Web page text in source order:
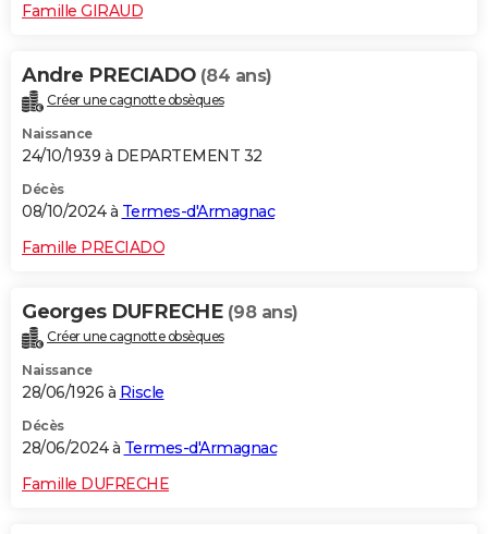
Famille GIRAUD
Andre PRECIADO (84 ans)
Créer une cagnotte obsèques
Naissance
24/10/1939 à DEPARTEMENT 32
Décès
08/10/2024 à Termes-d'Armagnac
Famille PRECIADO
Georges DUFRECHE (98 ans)
Créer une cagnotte obsèques
Naissance
28/06/1926 à Riscle
Décès
28/06/2024 à Termes-d'Armagnac
Famille DUFRECHE